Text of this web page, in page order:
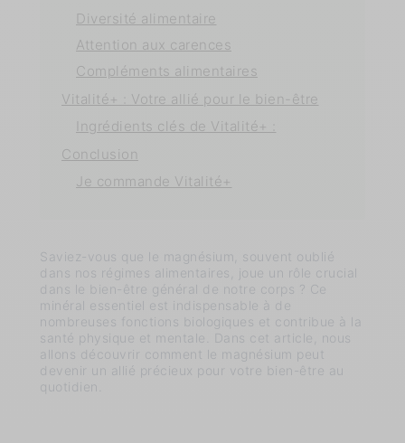
Diversité alimentaire
Attention aux carences
Compléments alimentaires
Vitalité+ : Votre allié pour le bien-être
Ingrédients clés de Vitalité+ :
Conclusion
Je commande Vitalité+
Saviez-vous que le magnésium, souvent oublié
dans nos régimes alimentaires, joue un rôle crucial
dans le bien-être général de notre corps ? Ce
minéral essentiel est indispensable à de
nombreuses fonctions biologiques et contribue à la
santé physique et mentale. Dans cet article, nous
allons découvrir comment le magnésium peut
devenir un allié précieux pour votre bien-être au
quotidien.